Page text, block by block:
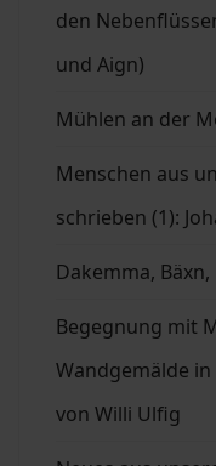
den
und Aign)
Mühlen an der
Menschen aus
schrieben (1):
Dakemma, Bäxn,
Begegnung mit
Wandgemälde
von Willi Ulfig